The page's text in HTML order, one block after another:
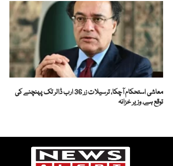
معاشی استحکام آچکا، ترسیلات زر 36 ارب ڈالر تک پہنچنے کی
توقع ہے، وزیر خزانہ